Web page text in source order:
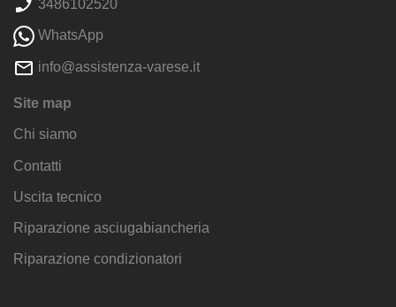
3486102520
WhatsApp
info@assistenza-varese.it
Site map
Chi siamo
Contatti
Uscita tecnico
Riparazione asciugabiancheria
Riparazione condizionatori